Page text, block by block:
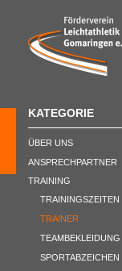
KATEGORIE
ÜBER UNS
ANSPRECHPARTNER
TRAINING
TRAININGSZEITEN
TRAINER
TEAMBEKLEIDUNG
SPORTABZEICHEN